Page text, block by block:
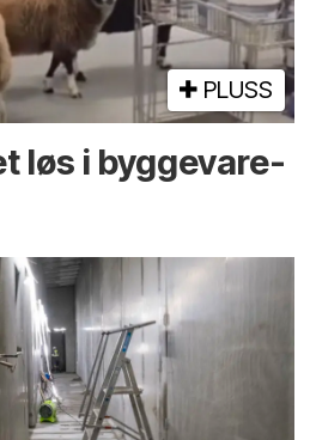
PLUSS
løs i bygge­vare­